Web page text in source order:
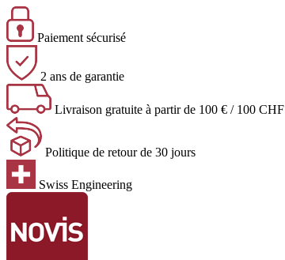
Paiement sécurisé
2 ans de garantie
Livraison gratuite à partir de 100 € / 100 CHF
Politique de retour de 30 jours
Swiss Engineering